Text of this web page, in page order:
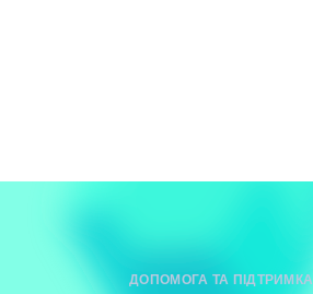
ДОПОМОГА ТА ПІДТРИМКА